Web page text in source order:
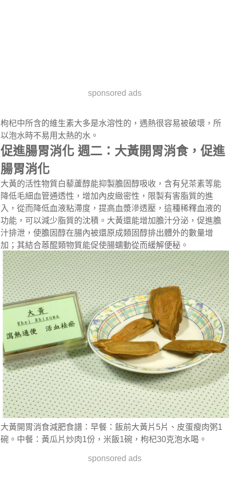
sponsored ads
枸杞中所含的維生素大多是水溶性的，遇熱很容易被破壞，所
以泡水時不易用太熱的水。
促進腸胃消化 週二：大黃開胃消食，促進
腸胃消化
大黃的活性物質白藜蘆醇能抑製膽固醇吸收，含有兒茶素等能
降低毛細血管通透性，增加內皮緻密性，限製有害脂質的進
入，從而降低血液粘滯度，提高血漿滲透壓，這種稀釋血液的
功能，可以減少脂質的沈積。大黃還能增加膽汁分泌，促進膽
汁排泄，使膽固醇在腸內被還原成類固醇排出體外的數量增
加；其結合蒽醌類物質能促使腸蠕動從而緩解便秘。
大黃開胃消食減肥食譜：早餐：飯前大黃片5片、皮蛋瘦肉粥1
碗。中餐：黃瓜片炒肉1份，米飯1碗，枸杞30克泡水喝。
sponsored ads